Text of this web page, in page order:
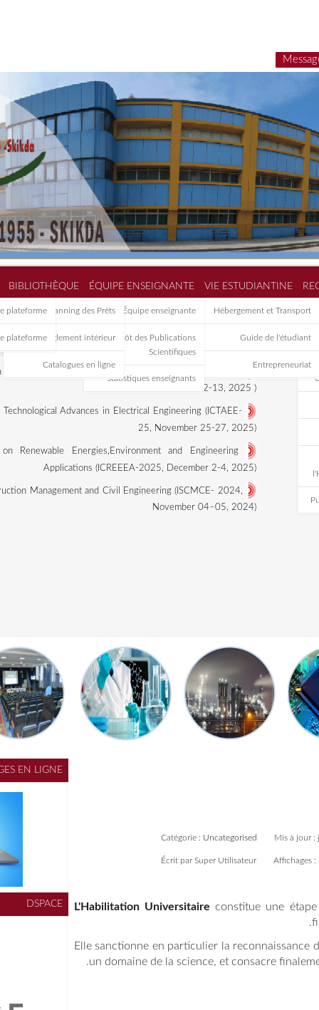
ÉQUIPE
BIBLIOTHÈQUE
Planning des Prêts
Règlement intérieur
Catalogues en ligne
E-LEARNING
Ancienne plateforme
Nouvelle plateforme
The First International Conference on Polymer Science and
The fifth International Conference On Technological Advances in
The first International Conference on Renewable
Applications
thInternational Symposium on Construction Management and Civil
Elle
un
DSPACE